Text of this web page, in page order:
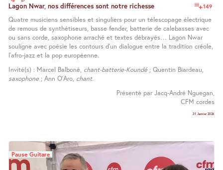
149
Lagon Nwar, nos différences sont notre richesse
Quatre musiciens sensibles et singuliers pour un télescopage électrique
de remous de synthétiseurs, basse fender, batterie de calebasses avec
ou sans corde, saxophone arraché et textes débrayés… Lagon Nwar
souligne avec poésie les contours d’un dialogue entre la tradition créole,
l’afro-jazz et la pop européenne.
Invité(s) : Marcel Balboné, chant-batterie-Koundé ; Quentin Biardeau,
saxophone ; Ann O’Aro, chant.
Présenté par Jacq-André Nguegan,
CFM cordes
31 Janvier 2026
Pause Guitare